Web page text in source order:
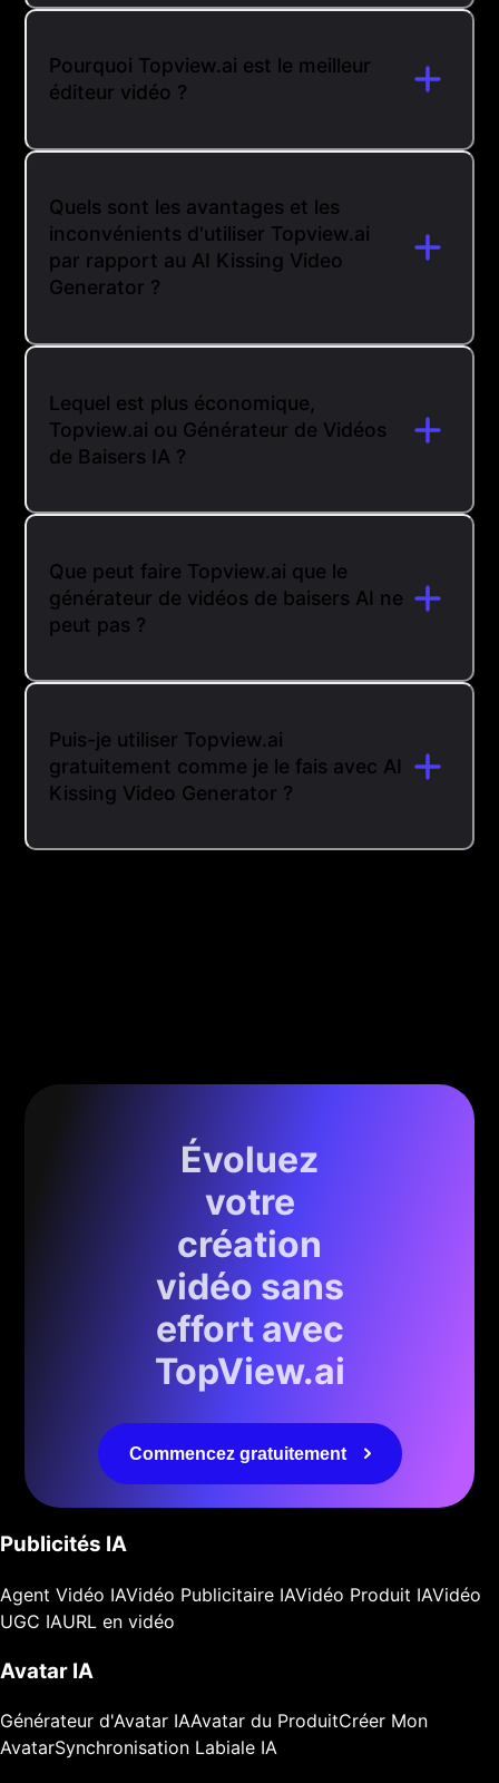
Pourquoi Topview.ai est le meilleur
éditeur vidéo ?
Quels sont les avantages et les
inconvénients d'utiliser Topview.ai
par rapport au AI Kissing Video
Generator ?
Lequel est plus économique,
Topview.ai ou Générateur de Vidéos
de Baisers IA ?
Que peut faire Topview.ai que le
générateur de vidéos de baisers AI ne
peut pas ?
Puis-je utiliser Topview.ai
gratuitement comme je le fais avec AI
Kissing Video Generator ?
Évoluez
votre
création
vidéo sans
effort avec
TopView.ai
Commencez gratuitement
Publicités IA
Agent Vidéo IAVidéo Publicitaire IAVidéo Produit IAVidéo
UGC IAURL en vidéo
Avatar IA
Générateur d'Avatar IAAvatar du ProduitCréer Mon
AvatarSynchronisation Labiale IA